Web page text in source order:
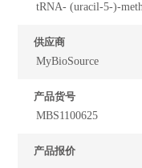
tRNA- (uracil-5-)-
供应商
MyBioSource
产品货号
MBS1100625
产品报价